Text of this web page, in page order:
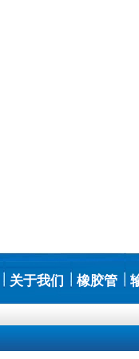
关于我们 橡胶管